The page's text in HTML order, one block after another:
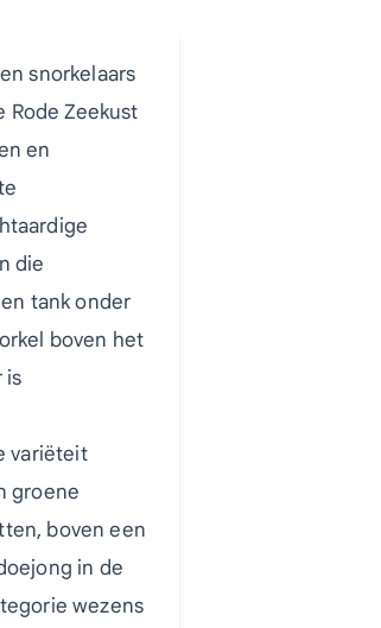
snorkelaars
Rode Zeekust
en
die
tank onder
boven het
is
variëteit
groene
boven een
in de
wezens